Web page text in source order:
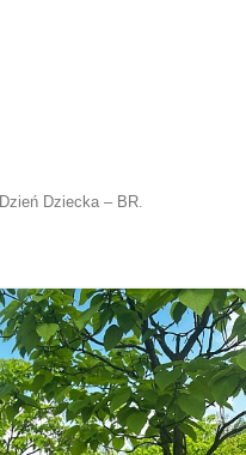
Dzień Dziecka – BR.